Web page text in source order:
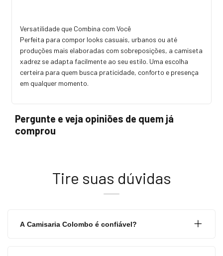
Versatilidade que Combina com Você
Perfeita para compor looks casuais, urbanos ou até
produções mais elaboradas com sobreposições, a camiseta
xadrez se adapta facilmente ao seu estilo. Uma escolha
certeira para quem busca praticidade, conforto e presença
em qualquer momento.
Pergunte e veja opiniões de quem já
comprou
Tire suas dúvidas
A Camisaria Colombo é confiável?